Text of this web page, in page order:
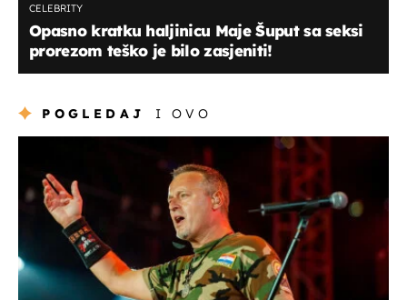
CELEBRITY
Opasno kratku haljinicu Maje Šuput sa seksi
prorezom teško je bilo zasjeniti!
POGLEDAJ I OVO